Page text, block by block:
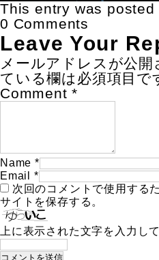
This entry was
0 Comments
Leave Your
メールアドレスが公
ている欄は必須項目で
Comment *
Name *
Email
*
次回のコメントで使用する
サイトを保存する。
上に表示された文字を入力し